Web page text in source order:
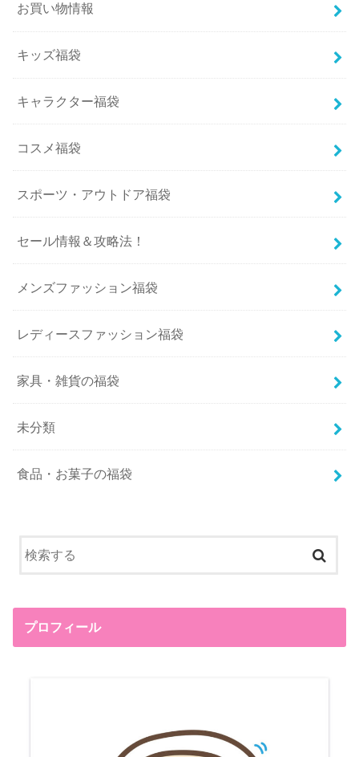
お買い物情報
キッズ福袋
キャラクター福袋
コスメ福袋
スポーツ・アウトドア福袋
セール情報＆攻略法！
メンズファッション福袋
レディースファッション福袋
家具・雑貨の福袋
未分類
食品・お菓子の福袋
プロフィール